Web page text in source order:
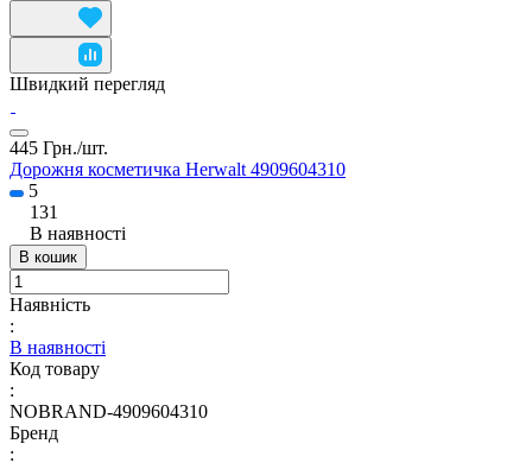
Швидкий перегляд
445 Грн./шт.
Дорожня косметичка Herwalt 4909604310
5
131
В наявності
В кошик
Наявність
:
В наявності
Код товару
:
NOBRAND-4909604310
Бренд
: